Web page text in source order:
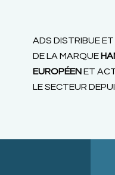
ADS DISTRIBUE
DE LA MARQUE
EUROPÉENET
LE SECTEUR